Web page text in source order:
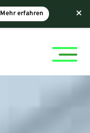
Mehr erfahren ×